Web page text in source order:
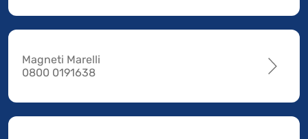
Magneti Marelli
0800 0191638